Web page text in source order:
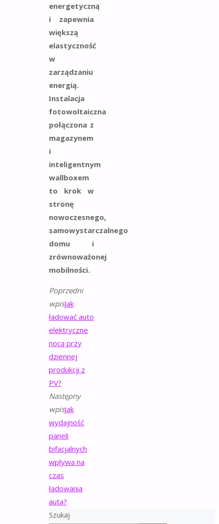
energetyczną
i zapewnia
większą
elastyczność
w
zarządzaniu
energią.
Instalacja
fotowoltaiczna
połączona z
magazynem
i
inteligentnym
wallboxem
to krok w
stronę
nowoczesnego,
samowystarczalnego
domu i
zrównoważonej
mobilności.
Poprzedni
wpisJak
ładować auto
elektryczne
nocą przy
dziennej
produkcji z
PV?
Następny
wpisJak
wydajność
paneli
bifacjalnych
wpływa na
czas
ładowania
auta?
Szukaj